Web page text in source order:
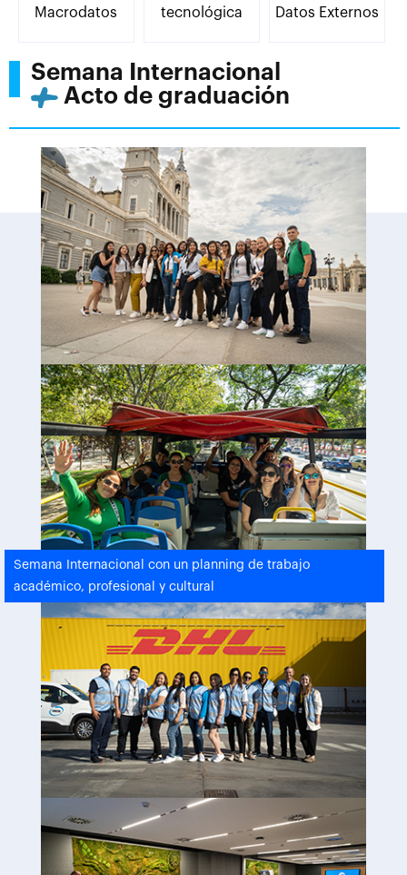
Macrodatos
tecnológica
Datos Externos
Semana Internacional
Acto de graduación
Semana Internacional con un planning de trabajo
académico, profesional y cultural